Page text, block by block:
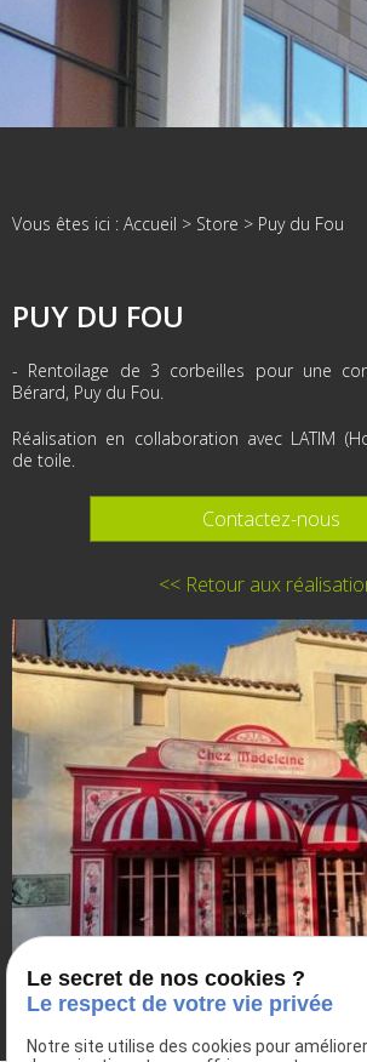
Vous êtes ici : Accueil > Store > Puy du Fou
PUY DU FOU
- Rentoilage de 3 corbeilles pour une
Bérard, Puy du Fou.
Réalisation en collaboration avec LATIM
de toile.
Contactez-nous
<< Retour aux
Le secret de nos cookies ?
Le respect de votre vie privée
Notre site utilise des cookies pour